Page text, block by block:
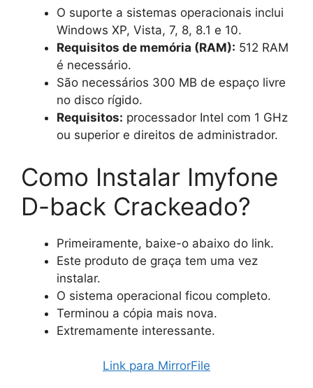
O suporte a sistemas operacionais inclui
Windows XP, Vista, 7, 8, 8.1 e 10.
Requisitos de memória (RAM): 512 RAM
é necessário.
São necessários 300 MB de espaço livre
no disco rígido.
Requisitos: processador Intel com 1 GHz
ou superior e direitos de administrador.
Como Instalar Imyfone
D-back Crackeado?
Primeiramente, baixe-o abaixo do link.
Este produto de graça tem uma vez
instalar.
O sistema operacional ficou completo.
Terminou a cópia mais nova.
Extremamente interessante.
Link para MirrorFile